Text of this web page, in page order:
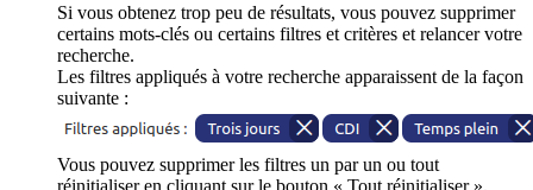
Si vous obtenez trop peu de résultats, vous pouvez supprimer
certains mots-clés ou certains filtres et critères et relancer votre
recherche.
Les filtres appliqués à votre recherche apparaissent de la façon
suivante :
Vous pouvez supprimer les filtres un par un ou tout
réinitialiser en cliquant sur le bouton « Tout réinitialiser ».